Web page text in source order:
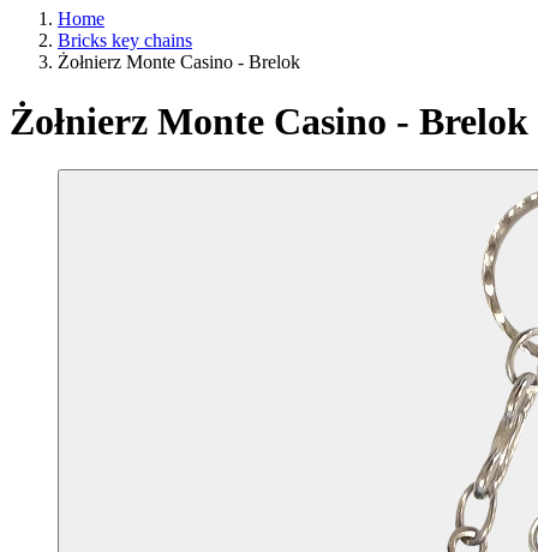
Home
Bricks key chains
Żołnierz Monte Casino - Brelok
Żołnierz Monte Casino - Brelok